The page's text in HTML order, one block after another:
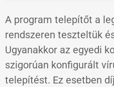
A program telepítőt a
rendszeren teszteltük
Ugyanakkor az egyedi
szigorúan konfigurált
telepítést. Ez esetben